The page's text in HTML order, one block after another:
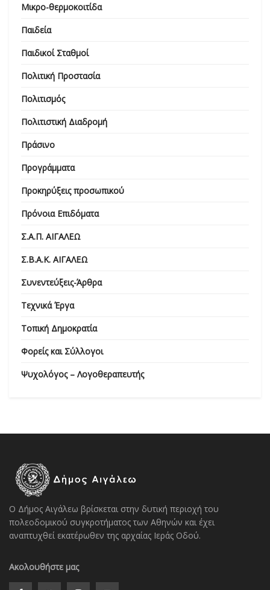
Μικρο-θερμοκοιτίδα
Παιδεία
Παιδικοί Σταθμοί
Πολιτική Προστασία
Πολιτισμός
Πολιτιστική Διαδρομή
Πράσινο
Προγράμματα
Προκηρύξεις προσωπικού
Πρόνοια Επιδόματα
Σ.Α.Π. ΑΙΓΑΛΕΩ
Σ.Β.Α.Κ. ΑΙΓΑΛΕΩ
Συνεντεύξεις-Άρθρα
Τεχνικά Έργα
Τοπική Δημοκρατία
Φορείς και Σύλλογοι
Ψυχολόγος – Λογοθεραπευτής
Ο Δήμος Αιγάλεω βρίσκεται στην δυτική περιοχή του
πολεοδομικού συγκροτήματος των Αθηνών και έχει
αναπτυχθεί εκατέρωθεν της αρχαίας Ιεράς Οδού.
Ακολουθήστε μας